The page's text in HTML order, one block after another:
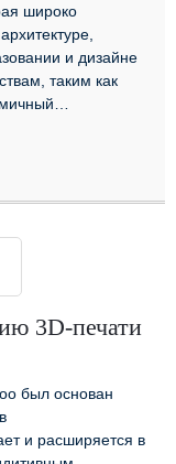
широко
и дизайне
таким как
3D-печати
был основан
и расширяется в